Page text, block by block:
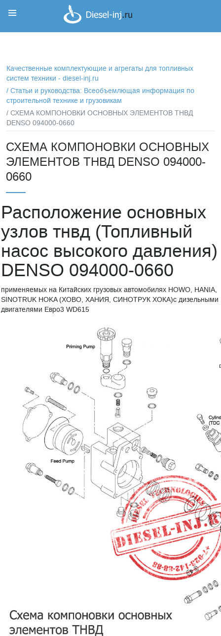
Качественные комплектующие и агрегаты для топливных
систем техники - diesel-inj.ru
/Статьи и руководства: Всеобъемлющая информация по
строительной технике и грузовикам
/ СХЕМА КОМПОНОВКИ ОСНОВНЫХ ЭЛЕМЕНТОВ ТНВД
DENSO 094000-0660
СХЕМА КОМПОНОВКИ ОСНОВНЫХ
ЭЛЕМЕНТОВ ТНВД DENSO 094000-
0660
Расположение основных
узлов тнвд (Топливный
насос высокого давления)
DENSO 094000-0660
применяемых на Китайских грузовых автомобилях HOWO, HANIA,
SINOTRUK HOKA (ХОВО, ХАНИЯ, СИНОТРУК ХОКА)с дизельными
двигателями Евро3 WD615